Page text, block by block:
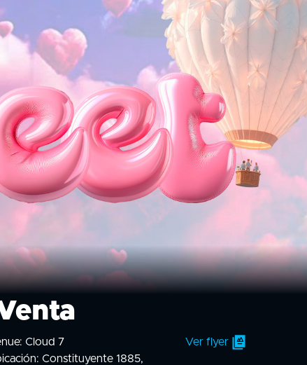
Cloud 7
Constituyente 1885,
Ver flyer